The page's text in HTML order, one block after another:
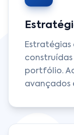
Estratégias
portfólio.
avançados